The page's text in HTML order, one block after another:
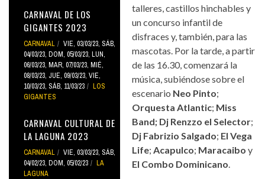
CARNAVAL DE LOS
GIGANTES 2023
CARNAVAL VIE, 03/03/23, SÁB,
04/03/23, DOM, 05/03/23, LUN,
06/03/23, MAR, 07/03/23, MIÉ,
08/03/23, JUE, 09/03/23, VIE,
10/03/23, SÁB, 11/03/23
LOS
GIGANTES
CARNAVAL CULTURAL DE
LA LAGUNA 2023
CARNAVAL VIE, 03/03/23, SÁB,
04/02/23, DOM, 05/02/23
LA
LAGUNA
talleres, castillos hinchables y
un concurso infantil de
disfraces y, también, para las
mascotas. Por la tarde, a partir
de las 16.30, comenzará la
música, subiéndose sobre el
escenario Neo Pinto;
Orquesta Atlantic; Miss
Band; Dj Renzzo el Selector;
Dj Fabrizio Salgado; El Vega
Life;Acapulco; Maracaibo y
El Combo Dominicano.